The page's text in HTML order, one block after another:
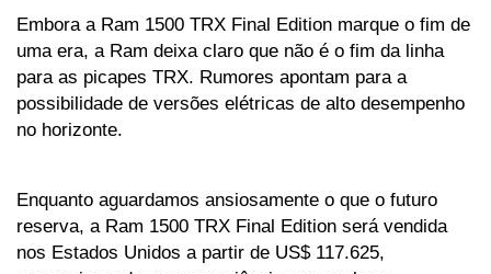
Embora a Ram 1500 TRX Final Edition marque o fim de
uma era, a Ram deixa claro que não é o fim da linha
para as picapes TRX. Rumores apontam para a
possibilidade de versões elétricas de alto desempenho
no horizonte.
Enquanto aguardamos ansiosamente o que o futuro
reserva, a Ram 1500 TRX Final Edition será vendida
nos Estados Unidos a partir de US$ 117.625,